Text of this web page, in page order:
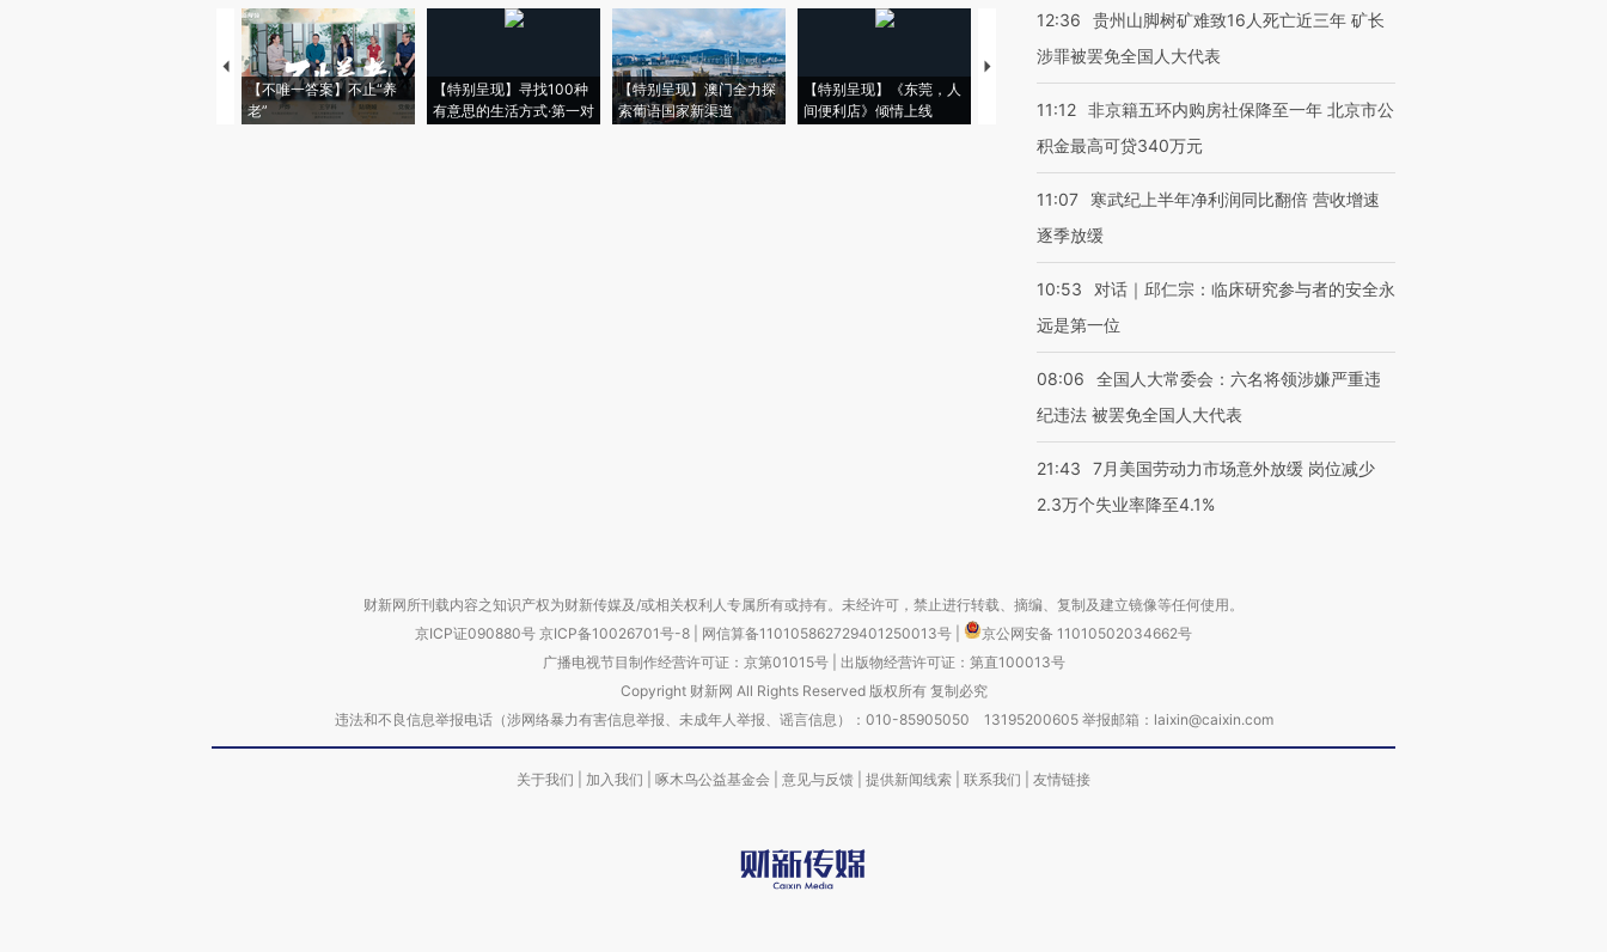
【不唯一答案】不止“养
老”
【特别呈现】寻找100种
有意思的生活方式·第一对
【特别呈现】澳门全力探
索葡语国家新渠道
【特别呈现】《东莞，人
间便利店》倾情上线
【推广】走进第四届链博
会，让数智科技“链”接产
【特别呈现】寻找100种
有意思的生活方式·第三对
CFO：不靠规模取胜，华
住三大增长引擎是什么？
12:36
贵州山脚树矿难致16人死亡近三年 矿长
涉罪被罢免全国人大代表
11:12 非京籍五环内购房社保降至一年 北京市公
积金最高可贷340万元
11:07
寒武纪上半年净利润同比翻倍 营收增速
逐季放缓
10:53
对话｜邱仁宗：临床研究参与者的安全永
远是第一位
08:06
全国人大常委会：六名将领涉嫌严重违
纪违法 被罢免全国人大代表
21:43
7月美国劳动力市场意外放缓 岗位减少
2.3万个失业率降至4.1%
财新网所刊载内容之知识产权为财新传媒及/或相关权利人专属所有或持有。未经许可，禁止进行转载、摘编、复制及建立镜像等任何使用。
京ICP证090880号 京ICP备10026701号-8 网信算备110105862729401250013号
京公网安备 11010502034662号
广播电视节目制作经营许可证：京第01015号| 出版物经营许可证：第直100013号
Copyright 财新网 All Rights Reserved 版权所有 复制必究
违法和不良信息举报电话（涉网络暴力有害信息举报、未成年人举报、谣言信息）：010-85905050 13195200605 举报邮箱：laixin@caixin.com
关于我们 加入我们 啄木鸟公益基金会 意见与反馈 提供新闻线索 联系我们 友情链接